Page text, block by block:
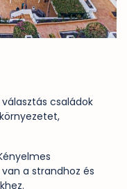
választás családok
a strandhoz és